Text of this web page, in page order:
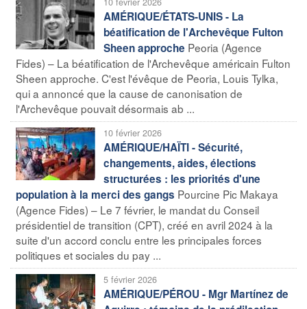
AMÉRIQUE/ÉTATS-UNIS - La
béatification de l'Archevêque Fulton
Sheen approche Peoria (Agence
Fides) – La béatification de l'Archevêque américain Fulton
Sheen approche. C'est l'évêque de Peoria, Louis Tylka,
qui a annoncé que la cause de canonisation de
l'Archevêque pouvait désormais ab ...
10 février 2026
AMÉRIQUE/HAÏTI - Sécurité,
changements, aides, élections
structurées : les priorités d'une
population à la merci des gangs Pourcine Pic Makaya
(Agence Fides) – Le 7 février, le mandat du Conseil
présidentiel de transition (CPT), créé en avril 2024 à la
suite d'un accord conclu entre les principales forces
politiques et sociales du pay ...
5 février 2026
AMÉRIQUE/PÉROU - Mgr Martínez de